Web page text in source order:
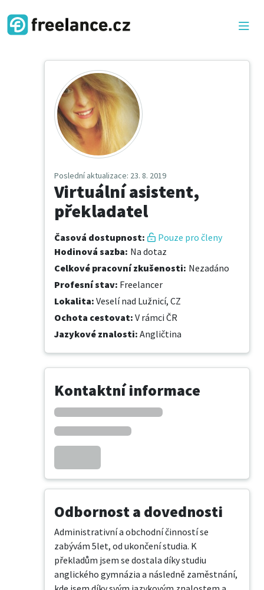
Poslední aktualizace: 23. 8. 2019
Virtuální asistent,
překladatel
Časová dostupnost:
Pouze pro členy
Hodinová sazba: Na dotaz
Celkové pracovní zkušenosti: Nezadáno
Profesní stav: Freelancer
Lokalita: Veselí nad Lužnicí, CZ
Ochota cestovat: V rámci ČR
Jazykové znalosti: Angličtina
Kontaktní informace
Odbornost a dovednosti
Administrativní a obchodní činností se
zabývám 5let, od ukončení studia. K
překladům jsem se dostala díky studiu
anglického gymnázia a následně zaměstnání,